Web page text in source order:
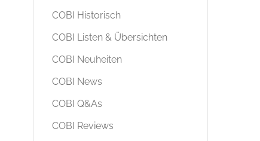
COBI Historisch
COBI Listen & Übersichten
COBI Neuheiten
COBI News
COBI Q&As
COBI Reviews